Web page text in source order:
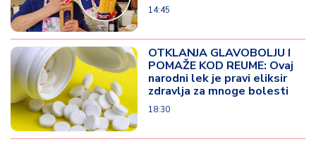
14:45
OTKLANJA GLAVOBOLJU I
POMAŽE KOD REUME: Ovaj
narodni lek je pravi eliksir
zdravlja za mnoge bolesti
18:30